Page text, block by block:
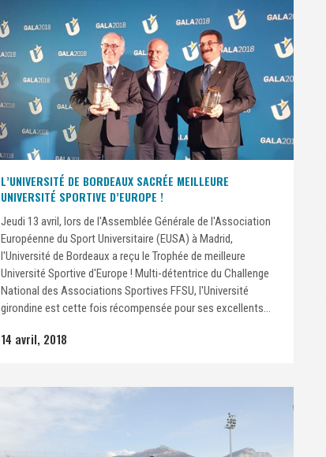
L’UNIVERSITÉ DE BORDEAUX SACRÉE MEILLEURE
UNIVERSITÉ SPORTIVE D’EUROPE !
Jeudi 13 avril, lors de l'Assemblée Générale de l'Association
Européenne du Sport Universitaire (EUSA) à Madrid,
l'Université de Bordeaux a reçu le Trophée de meilleure
Université Sportive d'Europe ! Multi-détentrice du Challenge
National des Associations Sportives FFSU, l'Université
girondine est cette fois récompensée pour ses excellents...
14 avril, 2018